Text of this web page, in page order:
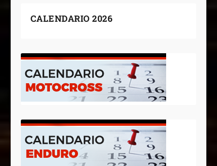
CALENDARIO 2026